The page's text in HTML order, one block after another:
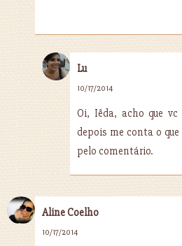
Lu
10/17/2014
Oi, Iêda, acho que
depois me conta o
pelo comentário.
Aline Coelho
10/17/2014